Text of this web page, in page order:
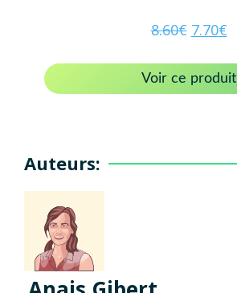
8.60€ 7.70€
Voir ce produit
Auteurs: